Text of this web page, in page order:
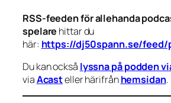
RSS-feeden för allehanda
spelare hittar du
här: https://dj50spann.se/feed/
Du kan också lyssna på podden
viaAcasteller härifrånhemsidan.